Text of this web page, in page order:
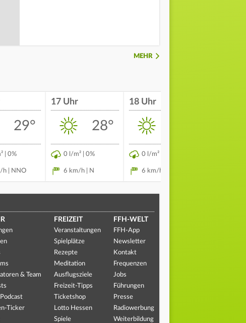
MEHR
29°
| 0%
h | NNO
17 Uhr
28°
0 l/m² | 0%
6 km/h | N
18 Uhr
0 l/m² | 0%
6 km/h | NNO
& Team
Ticker
FREIZEIT
Veranstaltungen
Spielplätze
Rezepte
Meditation
Ausflugsziele
Freizeit-Tipps
Ticketshop
Lotto Hessen
Spiele
FFH-WELT
FFH-App
Newsletter
Kontakt
Frequenzen
Jobs
Führungen
Presse
Radiowerbung
Weiterbildung